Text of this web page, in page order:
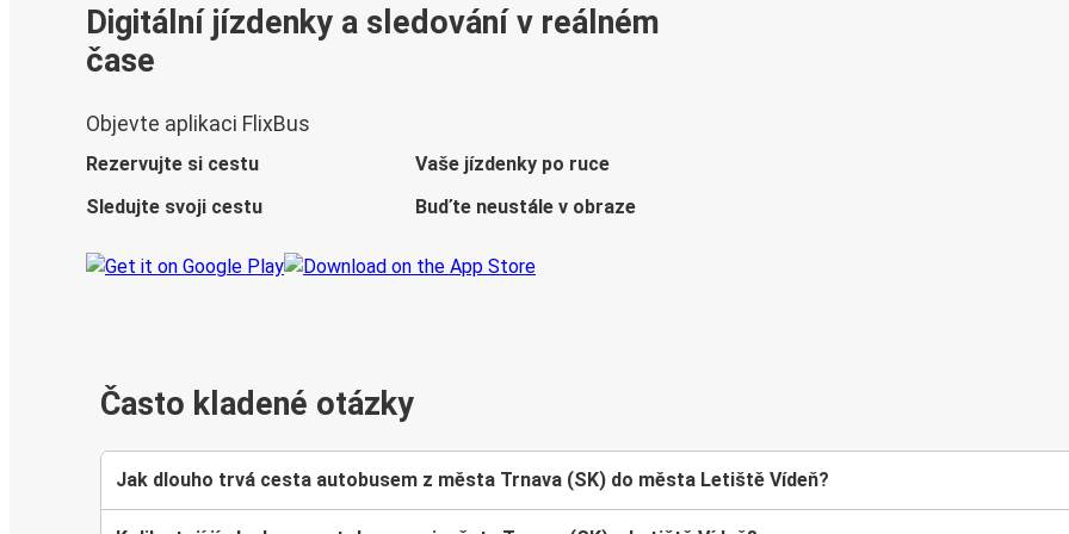
Digitální jízdenky a sledování v reálném
čase
Objevte aplikaci FlixBus
Rezervujte si cestu
Vaše jízdenky po ruce
Sledujte svoji cestu
Buďte neustále v obraze
Často kladené otázky
Jak dlouho trvá cesta autobusem z města Trnava (SK) do města Letiště Vídeň?